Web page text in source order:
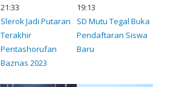
21:33
Slerok Jadi Putaran
Terakhir
Pentashorufan
Baznas 2023
19:13
SD Mutu Tegal Buka
Pendaftaran Siswa
Baru